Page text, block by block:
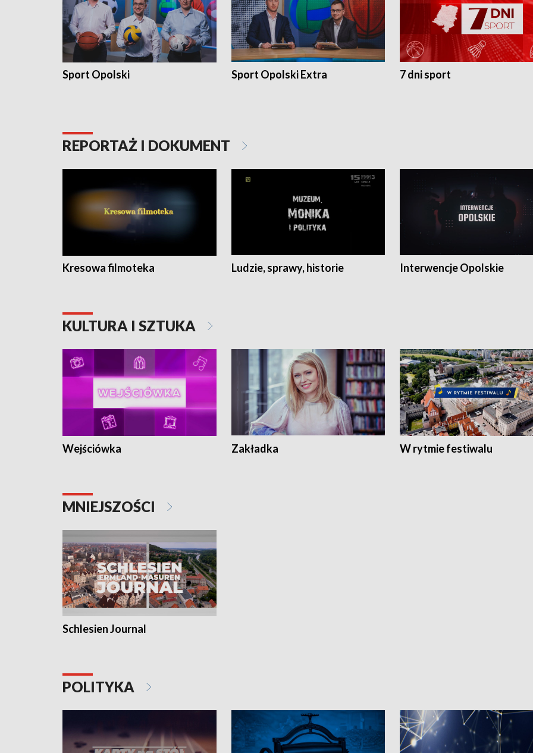
Sport Opolski Sport Opolski Extra 7 dni sport
REPORTAŻ I DOKUMENT
Kresowa filmoteka Ludzie, sprawy, historie Interwencje Opolskie
KULTURA I SZTUKA
Wejściówka Zakładka W rytmie festiwalu
MNIEJSZOŚCI
Schlesien Journal
POLITYKA